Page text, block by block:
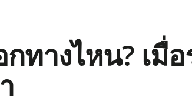
กทางไหน? เมื่